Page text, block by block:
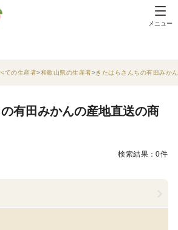
メニュー
ての生産者 和歌山県の生産者 きたはらさんちの有田みかん
有田みかんの産地直送の商
検索結果：0件